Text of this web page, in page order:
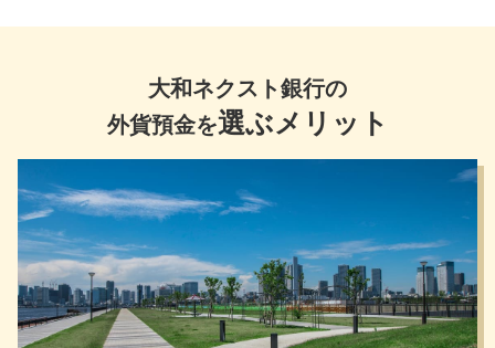
大和ネクスト銀行の
外貨預金を選ぶメリット